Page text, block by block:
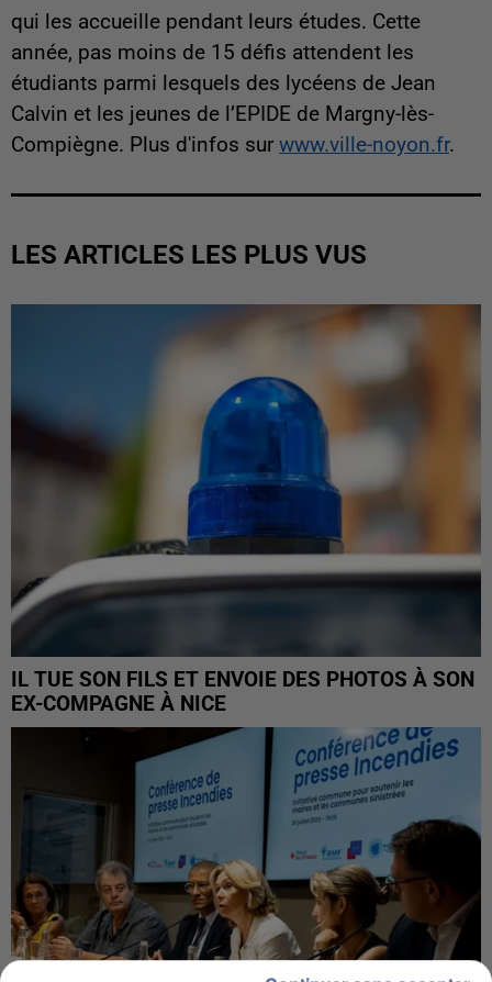
qui les accueille pendant leurs études. Cette
année, pas moins de 15 défis attendent les
étudiants parmi lesquels des lycéens de Jean
Calvin et les jeunes de l’EPIDE de Margny-lès-
Compiègne. Plus d'infos sur www.ville-noyon.fr.
LES ARTICLES LES PLUS VUS
IL TUE SON FILS ET ENVOIE DES PHOTOS À SON
EX-COMPAGNE À NICE